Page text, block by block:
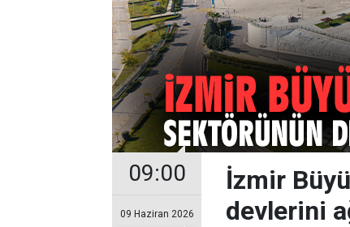
09:00
09 Haziran 2026
İzmir
devlerini